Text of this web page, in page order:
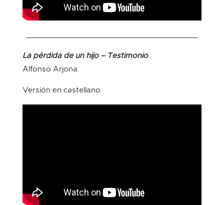
La pérdida de un hijo – Testimonio
Alfonso Arjona
Versión en castellano